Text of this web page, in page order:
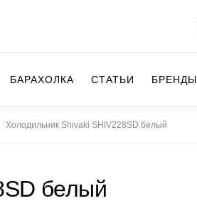
БАРАХОЛКА CТАТЬИ БРЕНДЫ
Холодильник Shivaki SHIV228SD белый
белый